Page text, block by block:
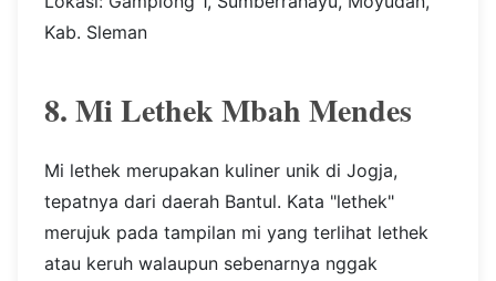
Kab. Sleman
8. Mi Lethek Mbah Mendes
Mi lethek merupakan kuliner unik di Jogja,
tepatnya dari daerah Bantul. Kata "lethek"
merujuk pada tampilan mi yang terlihat lethek
atau keruh walaupun sebenarnya nggak